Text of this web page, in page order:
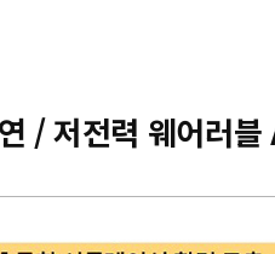
/ 저전력 웨어러블